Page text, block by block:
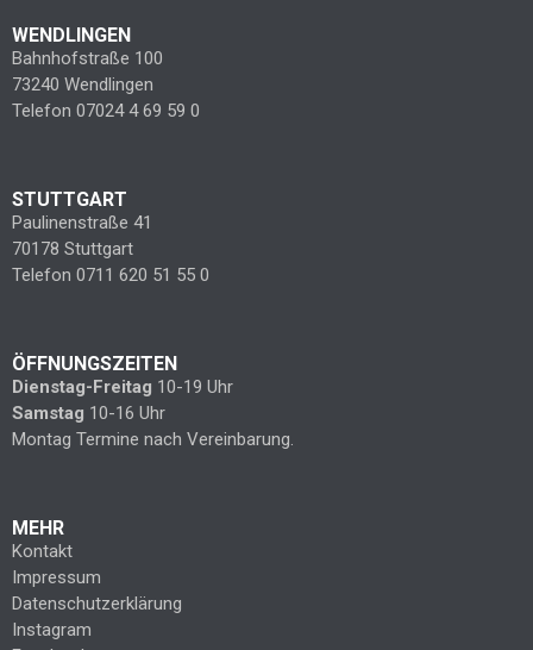
WENDLINGEN
Bahnhofstraße 100
73240 Wendlingen
Telefon 07024 4 69 59 0
STUTTGART
Paulinenstraße 41
70178 Stuttgart
Telefon 0711 620 51 55 0
ÖFFNUNGSZEITEN
Dienstag-Freitag 10-19 Uhr
Samstag 10-16 Uhr
Montag Termine nach Vereinbarung.
MEHR
Kontakt
Impressum
Datenschutzerklärung
Instagram